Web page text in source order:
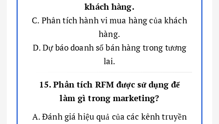
khách hàng.
C. Phân tích hành vi mua hàng của khách
hàng.
D. Dự báo doanh số bán hàng trong tương
lai.
15. Phân tích RFM được sử dụng để
làm gì trong marketing?
A. Đánh giá hiệu quả của các kênh truyền